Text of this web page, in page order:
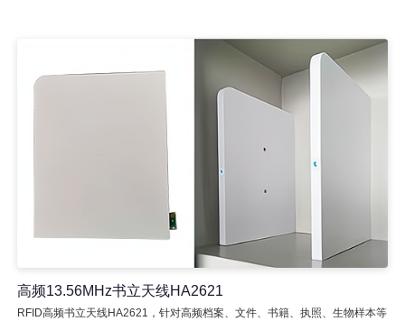
高频13.56MHz书立天线HA2621
RFID高频书立天线HA2621，针对高频档案、文件、书籍、执照、生物样本等